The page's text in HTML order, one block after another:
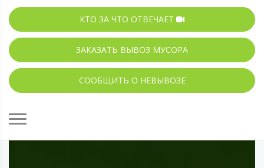
КТО ЗА ЧТО ОТВЕЧАЕТ
ЗАКАЗАТЬ ВЫВОЗ МУСОРА
СООБЩИТЬ О НЕВЫВОЗЕ